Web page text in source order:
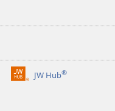
JW Hub®
(uindo